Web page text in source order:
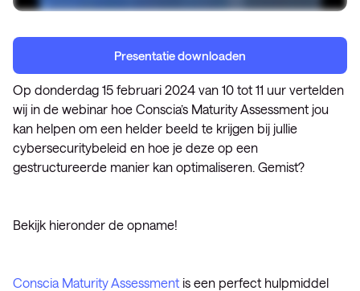
Presentatie downloaden
Op donderdag 15 februari 2024 van 10 tot 11 uur vertelden
wij in de webinar hoe Conscia’s Maturity Assessment jou
kan helpen om een helder beeld te krijgen bij jullie
cybersecuritybeleid en hoe je deze op een
gestructureerde manier kan optimaliseren. Gemist?
Bekijk hieronder de opname!
Conscia Maturity Assessment is een perfect hulpmiddel